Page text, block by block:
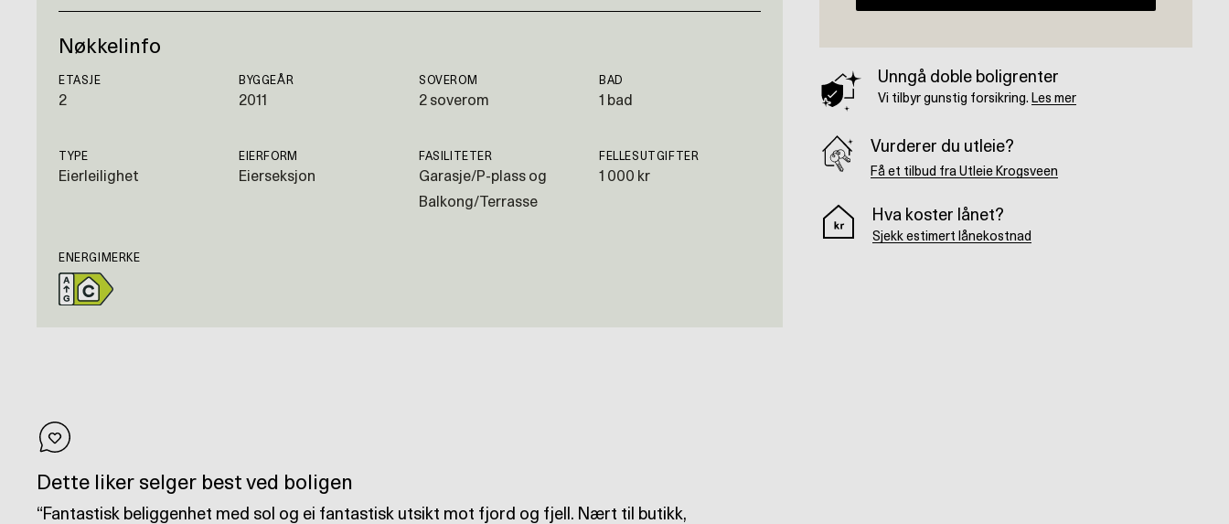
Nøkkelinfo
ETASJE
2
BYGGEÅR
2011
SOVEROM
2 soverom
BAD
1 bad
TYPE
Eierleilighet
EIERFORM
Eierseksjon
FASILITETER
Garasje/P-plass og
Balkong/Terrasse
FELLESUTGIFTER
1 000 kr
ENERGIMERKE
Dette liker selger best ved boligen
Fantastisk beliggenhet med sol og ei fantastisk utsikt mot fjord og fjell. Nært til butikk,
Unngå doble boligrenter
Vi tilbyr gunstig forsikring. Les mer
Vurderer du utleie?
Få et tilbud fra Utleie Krogsveen
Hva koster lånet?
Sjekk estimert lånekostnad